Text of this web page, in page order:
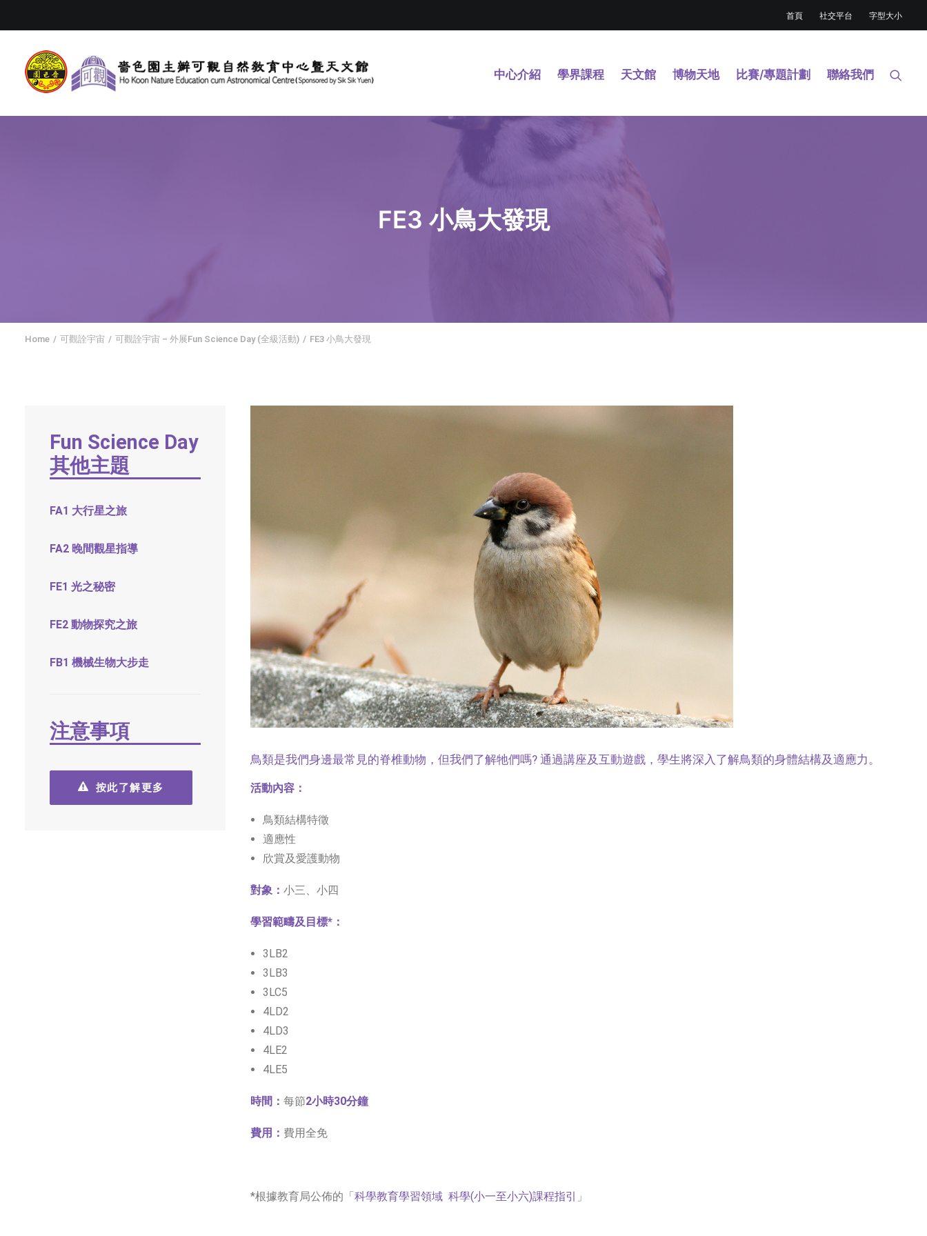
首頁 社交平台 字型大小
中心介紹 學界課程 天文館 博物天地 比賽/專題計劃 聯絡我們
FE3 小鳥大發現
Home 可觀詮宇宙 可觀詮宇宙 – 外展Fun Science Day (全級活動) FE3 小鳥大發現
Fun Science Day
其他主題
FA1 大行星之旅
FA2 晚間觀星指導
FE1 光之秘密
FE2 動物探究之旅
FB1 機械生物大步走
注意事項
按此了解更多
鳥類是我們身邊最常見的脊椎動物，但我們了解牠們嗎? 通過講座及互動遊戲，學生將深入了解鳥類的身體結構及適應力。
活動內容：
鳥類結構特徵
適應性
欣賞及愛護動物
對象： 小三、小四
學習範疇及目標*：
3LB2
3LB3
3LC5
4LD2
4LD3
4LE2
4LE5
時間： 每節2小時30分鐘
費用： 費用全免
*根據教育局公佈的「科學教育學習領域 科學(小一至小六)課程指引 」